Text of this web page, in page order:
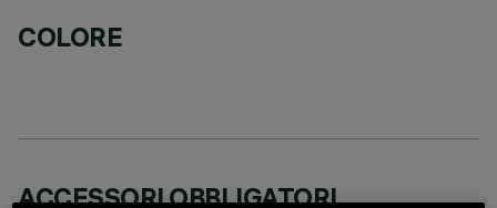
COLORE
ACCESSORI OBBLIGATORI